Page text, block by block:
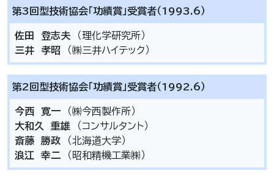
第3回型技術協会「功績賞」受賞者（1993.6）
佐田 登志夫 （理化学研究所）
三井 孝昭 （㈱三井ハイテック）
第2回型技術協会「功績賞」受賞者（1992.6）
今西 寛一 （㈱今西製作所）
大和久 重雄 （コンサルタント）
斎藤 勝政 （北海道大学）
浪江 幸二 （昭和精機工業㈱）